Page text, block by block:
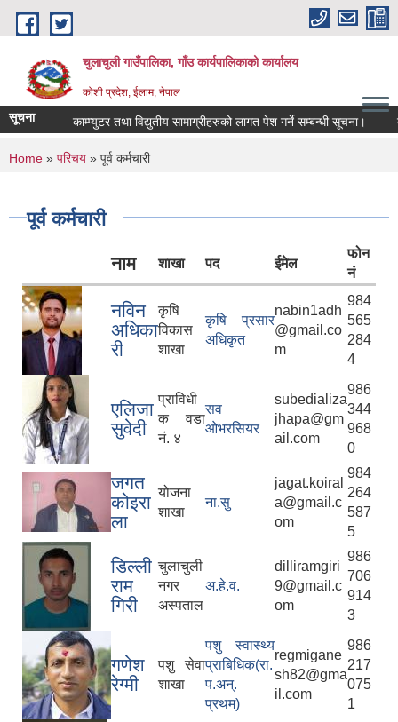
Skip to main content
चुलाचुली गाउँपालिका, गाँउ कार्यपालिकाको कार्यालय
कोशी प्रदेश, ईलाम, नेपाल
सूचना काम्प्युटर तथा विद्युतीय सामाग्रीहरुको लागत पेश गर्ने सम्बन्धी सूचना।
You are here
Home » परिचय » पूर्व कर्मचारी
पूर्व कर्मचारी
नाम शाखा पद ईमेल
फोन
नं
नविन
अधिका
री
कृषि
विकास
शाखा
कृषि प्रसार
अधिकृत
nabin1adh
@gmail.co
m
984
565
284
4
एलिजा
सुवेदी
प्राविधी
क वडा
नं. ४
सव
ओभरसियर
subedializa
jhapa@gm
ail.com
986
344
968
0
जगत
कोइरा
ला
योजना
शाखा
ना.सु
jagat.koiral
a@gmail.c
om
984
264
587
5
डिल्ली
राम
गिरी
चुलाचुली
नगर
अस्पताल
अ.हे.व.
dilliramgiri
9@gmail.c
om
986
706
914
3
गणेश
रेग्मी
पशु सेवा
शाखा
पशु स्वास्थ्य
प्राबिधिक(रा.
प.अन्.
प्रथम)
regmigane
sh82@gma
il.com
986
217
075
1